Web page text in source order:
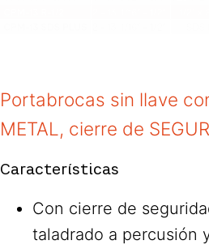
Portabrocas sin llave
METAL, cierre de
Características
Con cierre de
taladrado a percusión